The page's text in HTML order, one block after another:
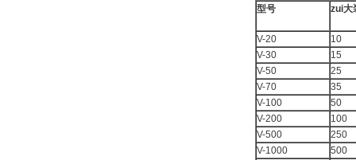
型号 zui大
V-20
10
V-30
15
V-50
25
V-70
35
V-100
50
V-200
100
V-500
250
V-1000
500